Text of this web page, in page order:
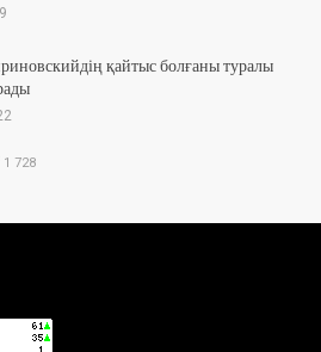
қайтыс болғаны туралы
1 728